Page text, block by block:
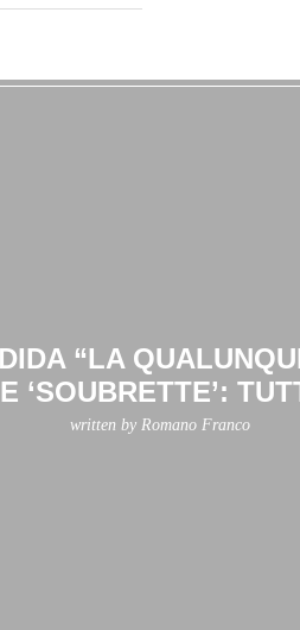
“LA
‘SOUBRETTE’:
written by Romano Franco